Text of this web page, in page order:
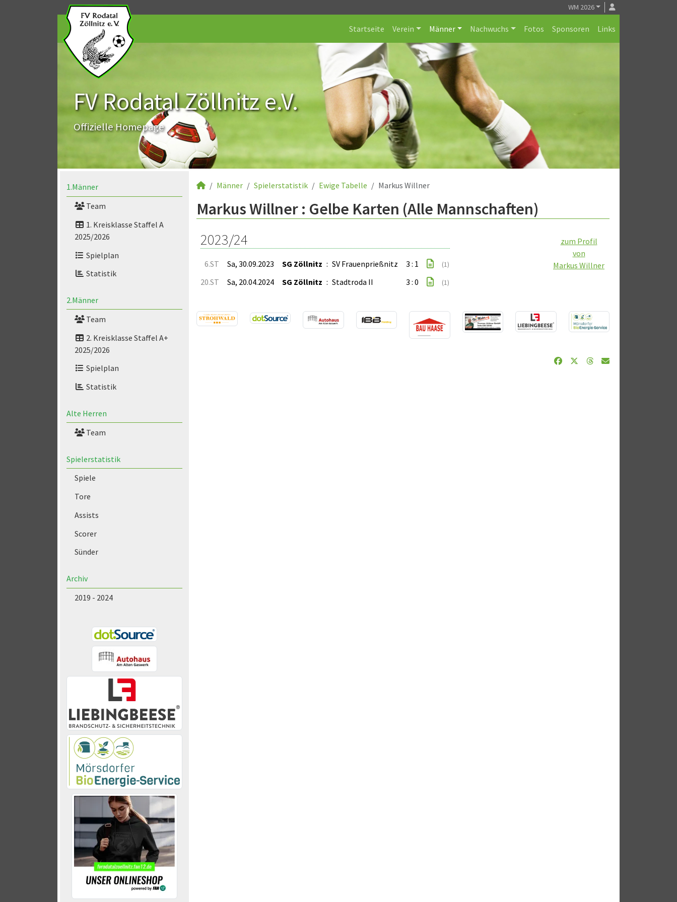
WM 2026
Startseite Verein Männer Nachwuchs Fotos Sponsoren Links
FV Rodatal Zöllnitz e.V.
Offizielle Homepage
1.Männer
Team
1. Kreisklasse Staffel A
2025/2026
Spielplan
Statistik
2.Männer
Team
2. Kreisklasse Staffel A+
2025/2026
Spielplan
Statistik
Alte Herren
Team
Spielerstatistik
Spiele
Tore
Assists
Scorer
Sünder
Archiv
2019 - 2024
Männer Spielerstatistik Ewige Tabelle Markus Willner
Markus Willner : Gelbe Karten (Alle Mannschaften)
zum Profil
von
Markus Willner
2023/24
6.ST Sa, 30.09.2023 SG Zöllnitz : SV Frauenprießnitz 3 : 1 (1)
20.ST Sa, 20.04.2024 SG Zöllnitz : Stadtroda II 3 : 0 (1)